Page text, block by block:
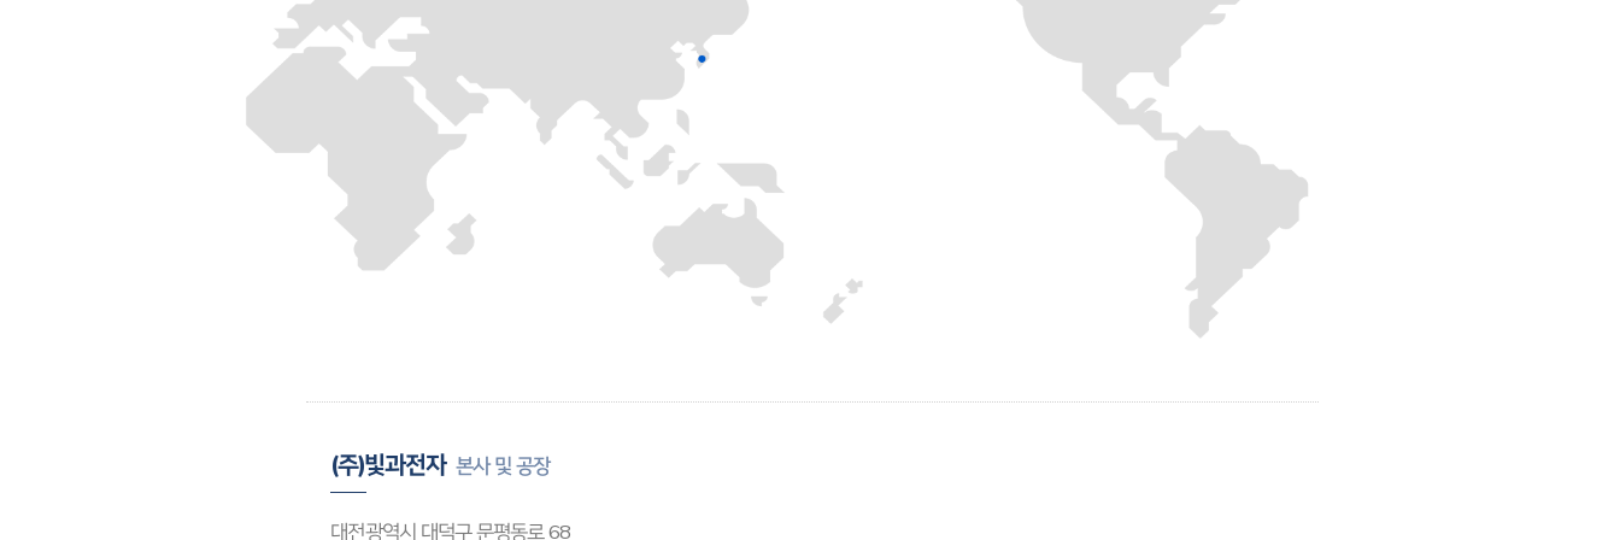
(주)빛과전자 본사 및 공장
대전광역시 대덕구 문평동로 68